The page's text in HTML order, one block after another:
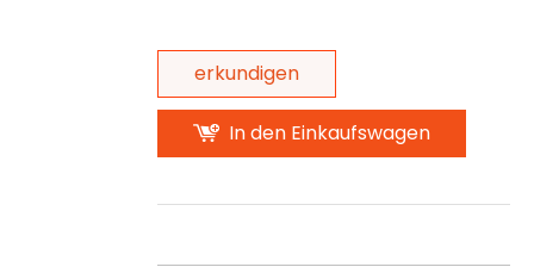
erkundigen
In den Einkaufswagen